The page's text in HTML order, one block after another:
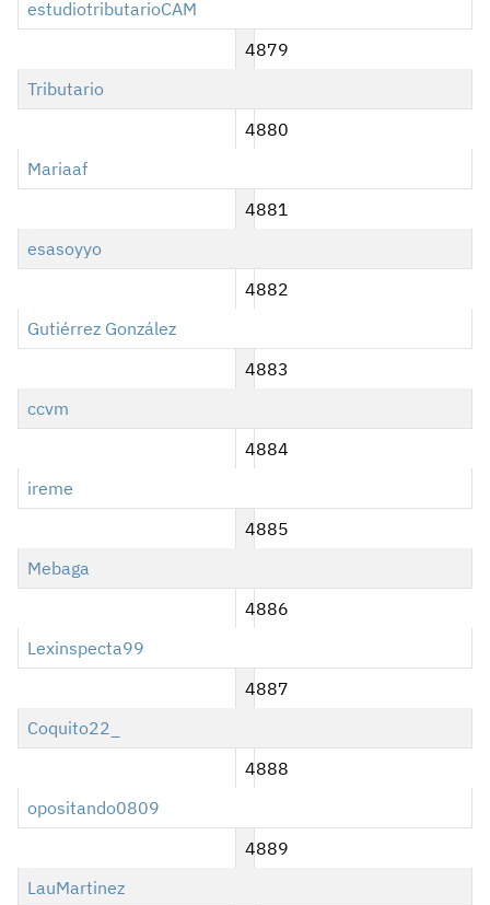
estudiotributarioCAM
4879
Tributario
4880
Mariaaf
4881
esasoyyo
4882
Gutiérrez González
4883
ccvm
4884
ireme
4885
Mebaga
4886
Lexinspecta99
4887
Coquito22_
4888
opositando0809
4889
LauMartinez